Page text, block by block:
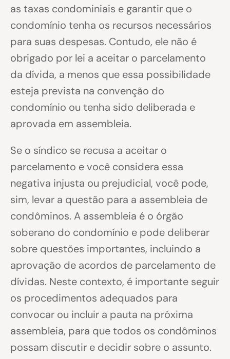
as taxas condominiais e garantir que o
condomínio tenha os recursos necessários
para suas despesas. Contudo, ele não é
obrigado por lei a aceitar o parcelamento
da dívida, a menos que essa possibilidade
esteja prevista na convenção do
condomínio ou tenha sido deliberada e
aprovada em assembleia.
Se o síndico se recusa a aceitar o
parcelamento e você considera essa
negativa injusta ou prejudicial, você pode,
sim, levar a questão para a assembleia de
condôminos. A assembleia é o órgão
soberano do condomínio e pode deliberar
sobre questões importantes, incluindo a
aprovação de acordos de parcelamento de
dívidas. Neste contexto, é importante seguir
os procedimentos adequados para
convocar ou incluir a pauta na próxima
assembleia, para que todos os condôminos
possam discutir e decidir sobre o assunto.